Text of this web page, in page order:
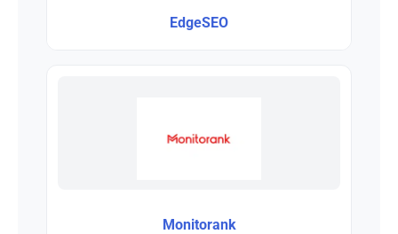
EdgeSEO
Monitorank